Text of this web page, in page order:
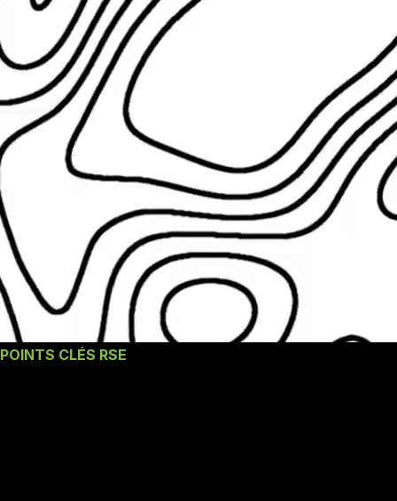
POINTS CLÉS RSE